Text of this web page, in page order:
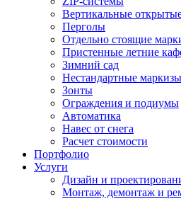
Вертикальные
Перголы
Отдельно стоящие
Пристенные летние
Зимний сад
Нестандартные маркизы
Зонты
Ограждения и подиумы
Автоматика
Навес от снега
Расчет стоимости
Портфолио
Услуги
Дизайн и
Монтаж, демонтаж и